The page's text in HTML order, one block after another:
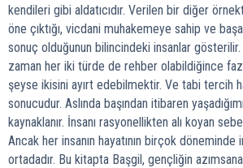
kendileri gibi aldatıcıdır. Verilen bir diğer
öne çıktığı, vicdani muhakemeye sahip ve
sonuç olduğunun bilincindeki insanlar gösterilir.
zaman her iki türde de rehber olabildiğince
şeyse ikisini ayırt edebilmektir. Ve tabi tercih
sonucudur. Aslında başından itibaren
kaynaklanır. İnsanı rasyonellikten alı koyan
Ancak her insanın hayatının birçok döneminde
ortadadır. Bu kitapta Başgil, gençliğin